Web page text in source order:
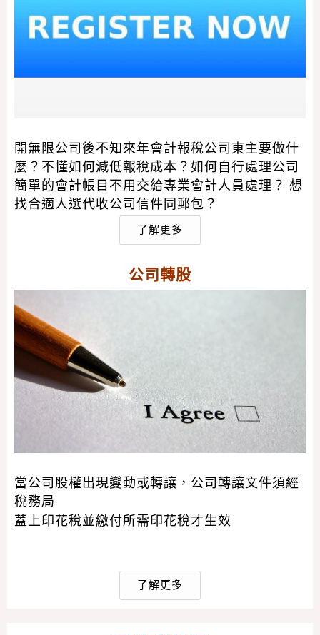
開無限公司後不知來年會計報稅公司東主要做什
麼？不懂如何減低報稅成本？如何自行處理公司
簡單的會計帳目不用交給專業會計人員處理？ 想
找合適人選代收公司信件同郵包？
了解更多
公司轉股
當公司股權出現變動或轉讓，公司轉讓文件須經
稅務局
蓋上印花稅並繳付所需印花稅才生效
了解更多